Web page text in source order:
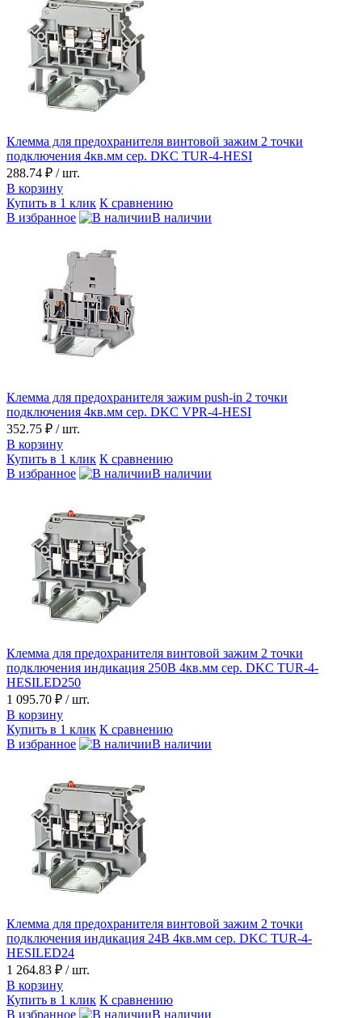
Клемма для предохранителя винтовой зажим 2 точки
подключения 4кв.мм сер. DKC TUR-4-HESI
288.74 ₽ / шт.
В корзину
Купить в 1 клик К сравнению
В избранное
В наличии
Клемма для предохранителя зажим push-in 2 точки
подключения 4кв.мм сер. DKC VPR-4-HESI
352.75 ₽ / шт.
В корзину
Купить в 1 клик К сравнению
В избранное
В наличии
Клемма для предохранителя винтовой зажим 2 точки
подключения индикация 250В 4кв.мм сер. DKC TUR-4-
HESILED250
1 095.70 ₽ / шт.
В корзину
Купить в 1 клик К сравнению
В избранное
В наличии
Клемма для предохранителя винтовой зажим 2 точки
подключения индикация 24В 4кв.мм сер. DKC TUR-4-
HESILED24
1 264.83 ₽ / шт.
В корзину
Купить в 1 клик К сравнению
В избранное
В наличии